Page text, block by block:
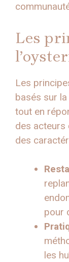
Les
Les
basés sur
tout en
des acteurs
des
pour
les